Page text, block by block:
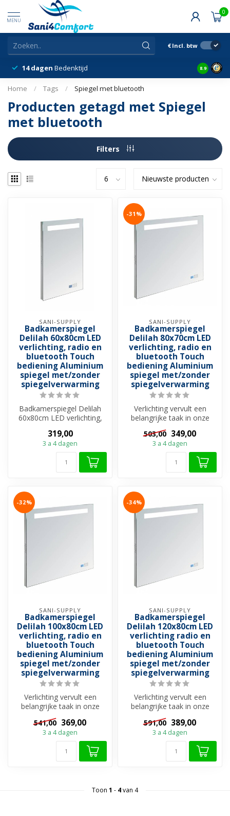
MENU
0
€ Incl. btw
14 dagen Bedenktijd Snelle
8.9
Home / Tags / Spiegel met bluetooth
Producten getagd met Spiegel
met bluetooth
Filters
SANI-SUPPLY
Badkamerspiegel
Delilah 60x80cm LED
verlichting, radio en
bluetooth Touch
bediening Aluminium
spiegel met/zonder
spiegelverwarming
Badkamerspiegel Delilah
60x80cm LED verlichting,
bedien...
319,00
3 a 4 dagen
-31%
SANI-SUPPLY
Badkamerspiegel
Delilah 80x70cm LED
verlichting, radio en
bluetooth Touch
bediening Aluminium
spiegel met/zonder
spiegelverwarming
Verlichting vervult een
belangrijke taak in onze
badkamers en de spiegels
hebben...
503,00 349,00
3 a 4 dagen
-32%
SANI-SUPPLY
Badkamerspiegel
Delilah 100x80cm LED
verlichting, radio en
bluetooth Touch
bediening Aluminium
spiegel met/zonder
spiegelverwarming
Verlichting vervult een
belangrijke taak in onze
badkamers en de spiegels
hebben...
541,00 369,00
3 a 4 dagen
-34%
SANI-SUPPLY
Badkamerspiegel
Delilah 120x80cm LED
verlichting radio en
bluetooth Touch
bediening Aluminium
spiegel met/zonder
spiegelverwarming
Verlichting vervult een
belangrijke taak in onze
badkamers en de spiegels
hebben...
591,00 389,00
3 a 4 dagen
Toon 1 - 4van 4